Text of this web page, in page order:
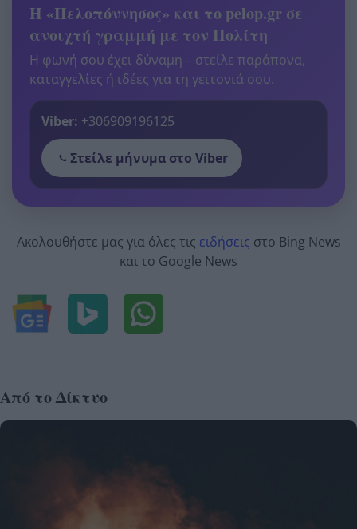
Η «Πελοπόννησος» και το pelop.gr σε
ανοιχτή γραμμή με τον Πολίτη
Η φωνή σου έχει δύναμη – στείλε παράπονα,
καταγγελίες ή ιδέες για τη γειτονιά σου.
Viber: +306909196125
Στείλε μήνυμα στο Viber
Ακολουθήστε μας για όλες τις ειδήσεις στο Bing News
και το Google News
Από το Δίκτυο